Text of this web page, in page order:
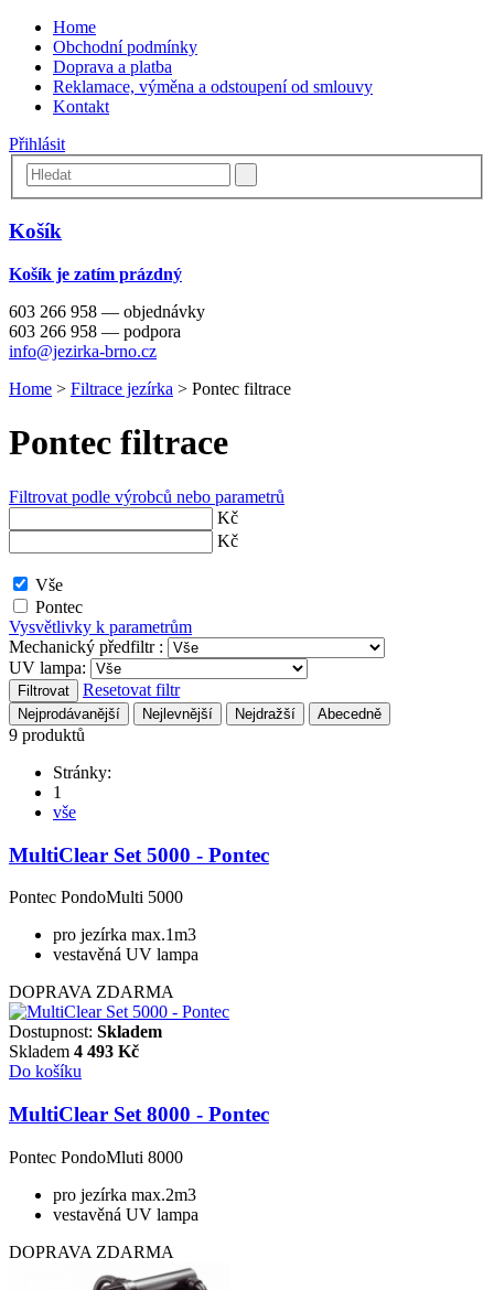
Home
Obchodní podmínky
Doprava a platba
Reklamace, výměna a odstoupení od smlouvy
Kontakt
Přihlásit
Košík
Košík je zatím prázdný
603 266 958 — objednávky
603 266 958 — podpora
info@jezirka-brno.cz
Home > Filtrace jezírka > Pontec filtrace
Pontec filtrace
Filtrovat podle výrobců nebo parametrů
Kč
Kč
Vše
Pontec
Vysvětlivky k parametrům
Mechanický předfiltr :
UV lampa:
Filtrovat Resetovat filtr
Nejprodávanější Nejlevnější Nejdražší Abecedně
9 produktů
Stránky:
1
vše
MultiClear Set 5000 - Pontec
Pontec PondoMulti 5000
pro jezírka max.1m3
vestavěná UV lampa
DOPRAVA ZDARMA
Dostupnost: Skladem
Skladem 4 493 Kč
Do košíku
MultiClear Set 8000 - Pontec
Pontec PondoMluti 8000
pro jezírka max.2m3
vestavěná UV lampa
DOPRAVA ZDARMA